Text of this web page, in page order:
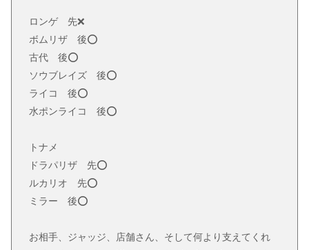
ロンゲ 先❌
ボムリザ 後⭕️
古代 後⭕️
ソウブレイズ 後⭕️
ライコ 後⭕️
水ポンライコ 後⭕️
トナメ
ドラパリザ 先⭕️
ルカリオ 先⭕️
ミラー 後⭕️
お相手、ジャッジ、店舗さん、そして何より支えてくれ